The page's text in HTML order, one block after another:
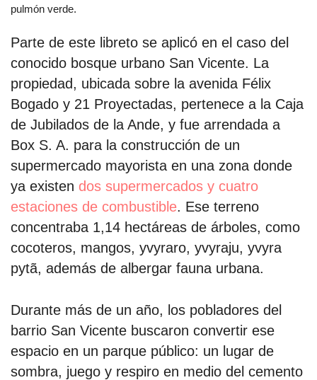
pulmón verde.
Parte de este libreto se aplicó en el caso del
conocido bosque urbano San Vicente. La
propiedad, ubicada sobre la avenida Félix
Bogado y 21 Proyectadas, pertenece a la Caja
de Jubilados de la Ande, y fue arrendada a
Box S. A. para la construcción de un
supermercado mayorista en una zona donde
ya existen dos supermercados y cuatro
estaciones de combustible. Ese terreno
concentraba 1,14 hectáreas de árboles, como
cocoteros, mangos, yvyraro, yvyraju, yvyra
pytã, además de albergar fauna urbana.
Durante más de un año, los pobladores del
barrio San Vicente buscaron convertir ese
espacio en un parque público: un lugar de
sombra, juego y respiro en medio del cemento